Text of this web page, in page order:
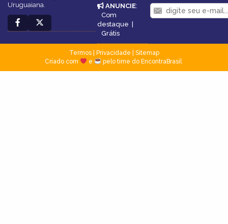
Uruguaiana.
ANUNCIE:
Com
destaque
Grátis
Termos| Privacidade
Sitemap
Criado com
e pelo time do EncontraBrasil